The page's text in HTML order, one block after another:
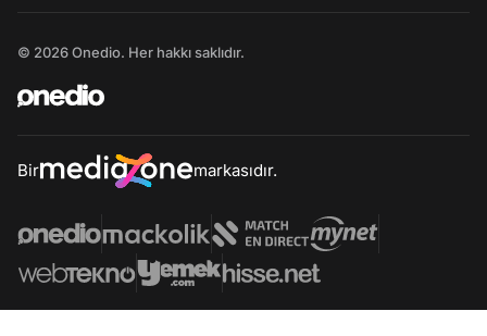
© 2026 Onedio. Her hakkı saklıdır.
Bir markasıdır.